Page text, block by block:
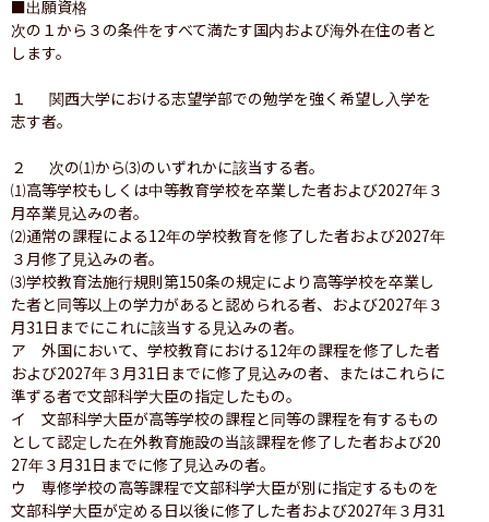
■出願資格
次の１から３の条件をすべて満たす国内および海外在住の者と
します。
１ 　関西大学における志望学部での勉学を強く希望し入学を
志す者。
２ 　次の⑴から⑶のいずれかに該当する者。
⑴高等学校もしくは中等教育学校を卒業した者および2027年３
月卒業見込みの者。
⑵通常の課程による12年の学校教育を修了した者および2027年
３月修了見込みの者。
⑶学校教育法施行規則第150条の規定により高等学校を卒業し
た者と同等以上の学力があると認められる者、および2027年３
月31日までにこれに該当する見込みの者。
ア　外国において、学校教育における12年の課程を修了した者
および2027年３月31日までに修了見込みの者、またはこれらに
準ずる者で文部科学大臣の指定したもの。
イ　文部科学大臣が高等学校の課程と同等の課程を有するもの
として認定した在外教育施設の当該課程を修了した者および20
27年３月31日までに修了見込みの者。
ウ　専修学校の高等課程で文部科学大臣が別に指定するものを
文部科学大臣が定める日以後に修了した者および2027年３月31